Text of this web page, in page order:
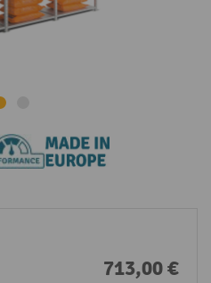
713,00 €